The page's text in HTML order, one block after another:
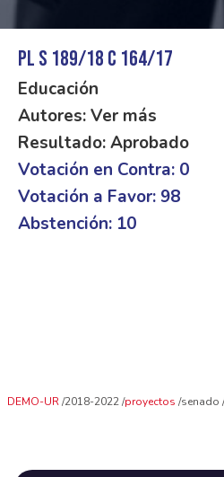
PL S 189/18 C 164/17
Educación
Autores: Ver más
Resultado: Aprobado
Votación en Contra: 0
Votación a Favor: 98
Abstención: 10
DEMO-UR 2018-2022 proyectos senado